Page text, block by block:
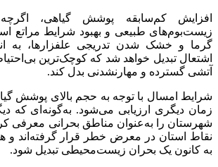
افزایش کم‌سابقه پوشش گیاهی،
زیست‌بوم‌های طبیعی و بهبود شرایط مراتع
گرما و خشک شدن تدریجی علفزارها، به
اشتعال تبدیل خواهد شد که کوچک‌ترین
آتشی گسترده و مهارنشدنی بدل کند.
شرایط امسال با توجه به حجم بالای پوشش
زمان دیگری ارزیابی می‌شود. به‌گونه‌ای که
شهرستان را به‌عنوان مناطق بحرانی معرفی
نقاط استان در معرض خطر قرار گرفته‌اند و
به کانون یک بحران زیست‌محیطی تبدیل شود.